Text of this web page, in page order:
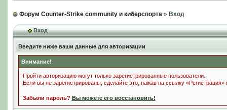
Форум Counter-Strike community и киберспорта» Вход
Вход
Введите ниже ваши данные для авторизации
Внимание!
Пройти авторизацию могут только зарегистрированные пользователи.
Если вы не зарегистрированы, сделайте это, нажав на ссылку
Забыли пароль? Вы можете его восстановить!